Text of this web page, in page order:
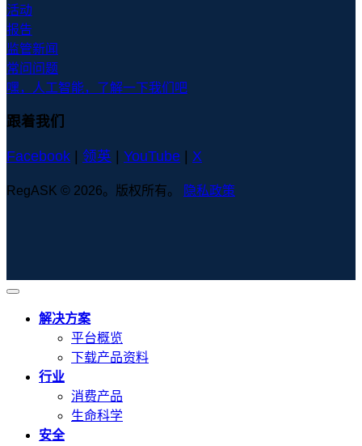
活动
报告
监管新闻
常问问题
嘿，人工智能，了解一下我们吧
跟着我们
Facebook | 领英 | YouTube | X
RegASK © 2026。版权所有。 隐私政策
解决方案
平台概览
下载产品资料
行业
消费产品
生命科学
安全